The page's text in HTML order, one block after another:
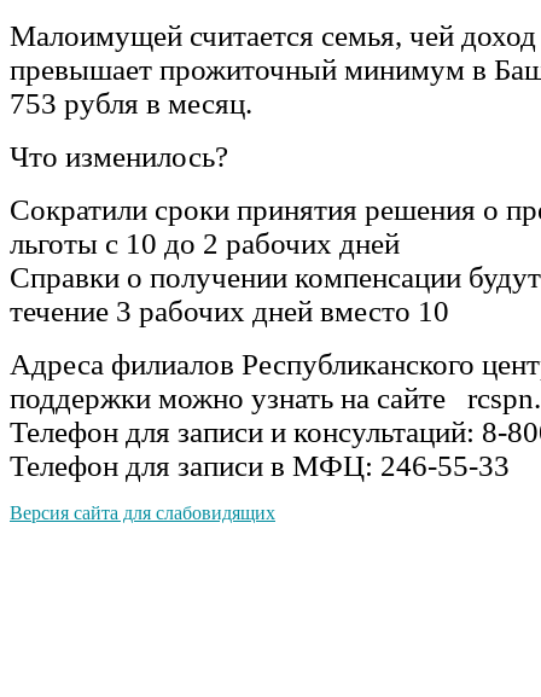
Малоимущей считается семья, чей доход
превышает прожиточный минимум в
753 рубля в месяц.
Что изменилось?
Сократили сроки принятия решения о
льготы с 10 до 2 рабочих дней
Справки о получении компенсации
течение 3 рабочих дней вместо 10
Адреса филиалов Республиканского
поддержки можно узнать на сайте
Телефон для записи и консультаций: 8-
Телефон для записи в МФЦ: 246-55-33
Версия сайта для слабовидящих